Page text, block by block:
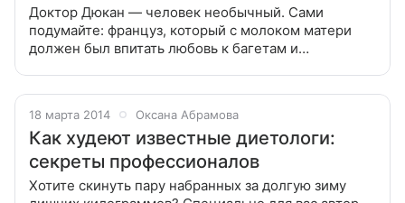
Доктор Дюкан — человек необычный. Сами
подумайте: француз, который с молоком матери
должен был впитать любовь к багетам и
18 марта 2014 Оксана Абрамова
Как худеют известные диетологи:
секреты профессионалов
Хотите скинуть пару набранных за долгую зиму